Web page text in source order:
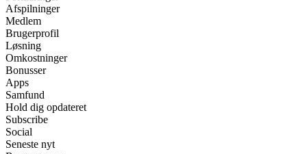
Afspilninger
Medlem
Brugerprofil
Løsning
Omkostninger
Bonusser
Apps
Samfund
Hold dig opdateret
Subscribe
Social
Seneste nyt